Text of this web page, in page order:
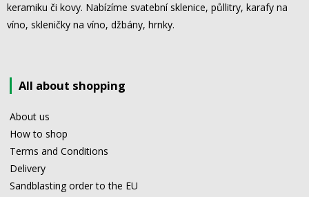
keramiku či kovy. Nabízíme svatební sklenice, půllitry, karafy na
víno, skleničky na víno, džbány, hrnky.
All about shopping
About us
How to shop
Terms and Conditions
Delivery
Sandblasting order to the EU